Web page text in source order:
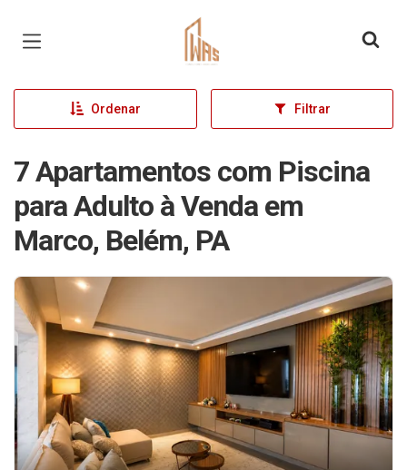
Página inicial
Ordenar Filtrar
7 Apartamentos com Piscina
para Adulto à Venda em
Marco, Belém, PA